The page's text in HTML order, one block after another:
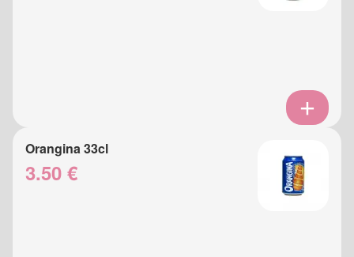
Orangina 33cl
3.50 €